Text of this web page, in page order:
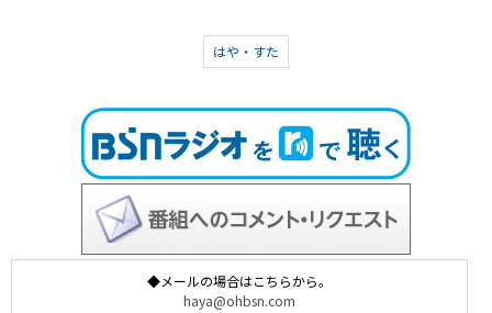
はや・すた
◆メールの場合はこちらから。
haya@ohbsn.com